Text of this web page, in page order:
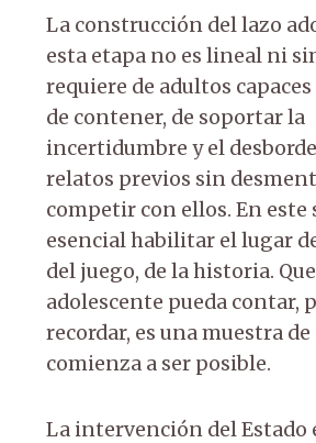
La construcción del lazo
esta etapa no es lineal ni
requiere de adultos capaces
de contener, de soportar la
incertidumbre y el
relatos previos sin
competir con ellos. En este
esencial habilitar el lugar
del juego, de la historia.
adolescente pueda contar,
recordar, es una muestra de
comienza a ser posible.
La intervención del Estado